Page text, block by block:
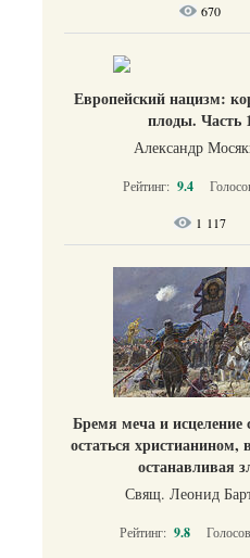
670
Европейский нацизм:
плоды. Часть
Александр
Рейтинг: 9.4
1 117
Бремя меча и исцеление
остаться христианином,
останавливая
Свящ. Леонид
Рейтинг: 9.8